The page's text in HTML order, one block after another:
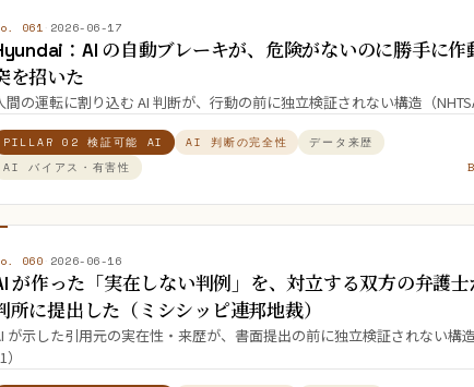
061 2026-06-17
：AI の自動ブレーキが、危険がないのに勝手に作
を招いた
間の運転に割り込む AI 判断が、行動の前に独立検証されない構造（
PILLAR 02 検証可能 AI AI 判断の完全性
データ来歴
AI バイアス・有害性
060 2026-06-16
が作った「実在しない判例」を、対立する双方の弁護
所に提出した（ミシシッピ連邦地裁）
が示した引用元の実在性・来歴が、書面提出の前に独立検証されない構